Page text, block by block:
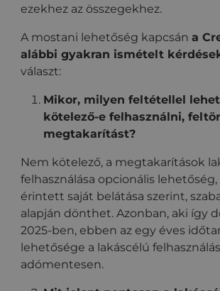
ezekhez az összegekhez.
A mostani lehetőség kapcsán a
alábbi gyakran ismételt
választ:
Mikor, milyen feltétellel
kötelező-e felhasználni,
megtakarítást?
Nem kötelező, a megtakarítások
felhasználása opcionális lehetőség,
érintett saját belátása szerint,
alapján dönthet. Azonban, aki így
2025-ben, ebben az egy éves
lehetősége a lakáscélú
adómentesen.